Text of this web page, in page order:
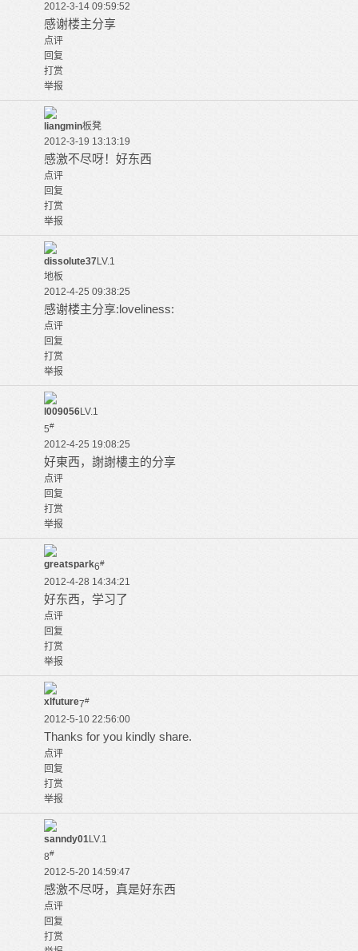
2012-3-14 09:59:52
感谢楼主分享
点评
回复
打赏
举报
liangmin板凳
2012-3-19 13:13:19
感激不尽呀！好东西
点评
回复
打赏
举报
dissolute37LV.1
地板
2012-4-25 09:38:25
感谢楼主分享:loveliness:
点评
回复
打赏
举报
l009056LV.1
5#
2012-4-25 19:08:25
好東西，謝謝樓主的分享
点评
回复
打赏
举报
greatspark6#
2012-4-28 14:34:21
好东西，学习了
点评
回复
打赏
举报
xlfuture7#
2012-5-10 22:56:00
Thanks for you kindly share.
点评
回复
打赏
举报
sanndy01LV.1
8#
2012-5-20 14:59:47
感激不尽呀，真是好东西
点评
回复
打赏